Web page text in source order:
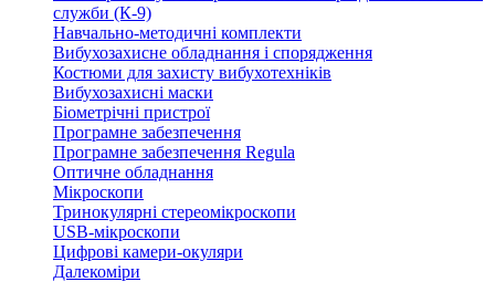
служби (К-9)
Навчально-методичні комплекти
Вибухозахисне обладнання і спорядження
Костюми для захисту вибухотехніків
Вибухозахисні маски
Біометрічні пристрої
Програмне забезпечення
Програмне забезпечення Regula
Оптичне обладнання
Мікроскопи
Тринокулярні стереомікроскопи
USB-мікроскопи
Цифрові камери-окуляри
Далекоміри